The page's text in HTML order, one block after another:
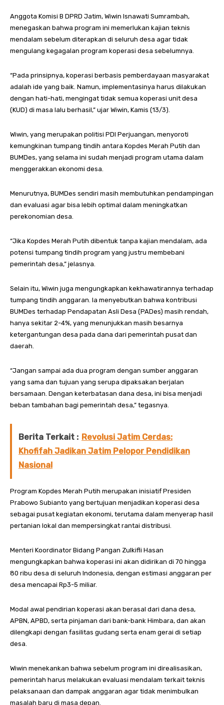
Anggota Komisi B DPRD Jatim, Wiwin Isnawati Sumrambah,
menegaskan bahwa program ini memerlukan kajian teknis
mendalam sebelum diterapkan di seluruh desa agar tidak
mengulang kegagalan program koperasi desa sebelumnya.
“Pada prinsipnya, koperasi berbasis pemberdayaan masyarakat
adalah ide yang baik. Namun, implementasinya harus dilakukan
dengan hati-hati, mengingat tidak semua koperasi unit desa
(KUD) di masa lalu berhasil,” ujar Wiwin, Kamis (13/3).
Wiwin, yang merupakan politisi PDI Perjuangan, menyoroti
kemungkinan tumpang tindih antara Kopdes Merah Putih dan
BUMDes, yang selama ini sudah menjadi program utama dalam
menggerakkan ekonomi desa.
Menurutnya, BUMDes sendiri masih membutuhkan pendampingan
dan evaluasi agar bisa lebih optimal dalam meningkatkan
perekonomian desa.
“Jika Kopdes Merah Putih dibentuk tanpa kajian mendalam, ada
potensi tumpang tindih program yang justru membebani
pemerintah desa,” jelasnya.
Selain itu, Wiwin juga mengungkapkan kekhawatirannya terhadap
tumpang tindih anggaran. Ia menyebutkan bahwa kontribusi
BUMDes terhadap Pendapatan Asli Desa (PADes) masih rendah,
hanya sekitar 2-4%, yang menunjukkan masih besarnya
ketergantungan desa pada dana dari pemerintah pusat dan
daerah.
“Jangan sampai ada dua program dengan sumber anggaran
yang sama dan tujuan yang serupa dipaksakan berjalan
bersamaan. Dengan keterbatasan dana desa, ini bisa menjadi
beban tambahan bagi pemerintah desa,” tegasnya.
Berita Terkait : Revolusi Jatim Cerdas:
Khofifah Jadikan Jatim Pelopor Pendidikan
Nasional
Program Kopdes Merah Putih merupakan inisiatif Presiden
Prabowo Subianto yang bertujuan menjadikan koperasi desa
sebagai pusat kegiatan ekonomi, terutama dalam menyerap hasil
pertanian lokal dan mempersingkat rantai distribusi.
Menteri Koordinator Bidang Pangan Zulkifli Hasan
mengungkapkan bahwa koperasi ini akan didirikan di 70 hingga
80 ribu desa di seluruh Indonesia, dengan estimasi anggaran per
desa mencapai Rp3-5 miliar.
Modal awal pendirian koperasi akan berasal dari dana desa,
APBN, APBD, serta pinjaman dari bank-bank Himbara, dan akan
dilengkapi dengan fasilitas gudang serta enam gerai di setiap
desa.
Wiwin menekankan bahwa sebelum program ini direalisasikan,
pemerintah harus melakukan evaluasi mendalam terkait teknis
pelaksanaan dan dampak anggaran agar tidak menimbulkan
masalah baru di masa depan.